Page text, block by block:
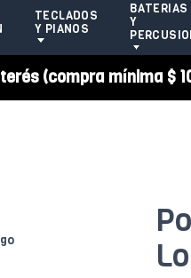
TECLADOS
Y PIANOS
BATERIAS
Y
(compra